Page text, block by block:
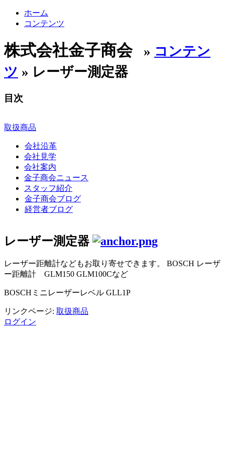
ホーム
コンテンツ
株式会社金子商会 » コンテン
ツ » レーザー測定器
目次
取扱商品
会社沿革
会社見学
会社案内
金子商会ニュース
スタッフ紹介
金子商会ブログ
経営者ブログ
レーザー測定器
レーザー距離計などもお取り寄せできます。 BOSCH レーザ
ー距離計 GLM150 GLM100Cなど
BOSCHミニレーザーレベル GLL1P
リンクページ: 取扱商品
ログイン